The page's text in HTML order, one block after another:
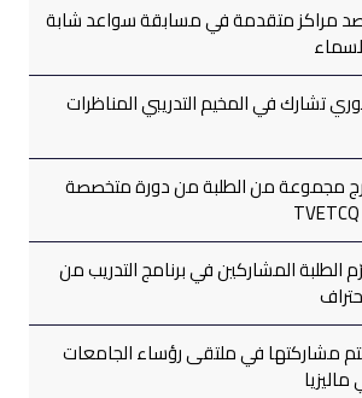
مراكز متقدمة في مسابقة سواعد شابة
تشارك في المخيم التدريبي المناظرات
مجموعة من الطلبة من دورة متخصصة
الطلبة المشاركين في برنامج التدريب من
مشاركتها في ملتقى رؤساء الجامعات